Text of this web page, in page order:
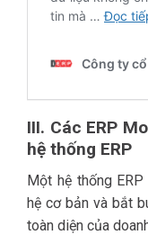
III. Các ERP
hệ thống ERP
Một hệ thống
hệ cơ bản và bắt
toàn diện của